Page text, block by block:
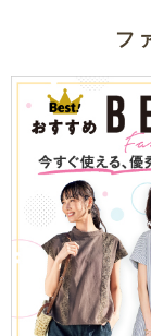
フ